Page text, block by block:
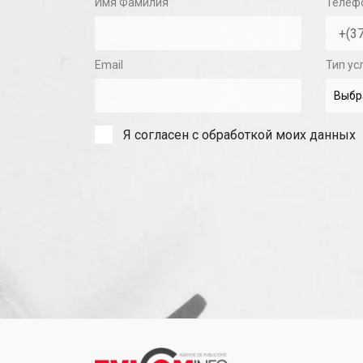
Имя Фамилия
Email Тип
Я согласен с обработкой моих данных